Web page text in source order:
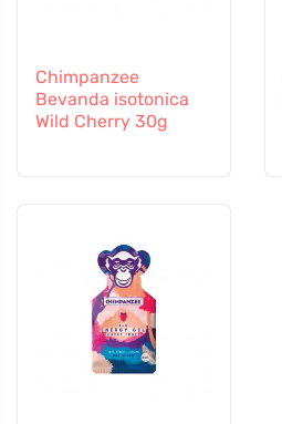
Chimpanzee
Bevanda isotonica
Wild Cherry 30g